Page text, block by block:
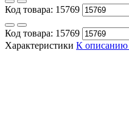
Код товара: 15769
Код товара: 15769
Характеристики К описанию